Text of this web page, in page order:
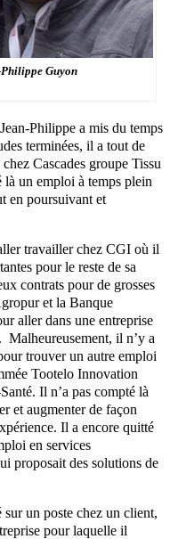
Guyon
Philippe a mis du temps
terminées, il a tout de
Cascades groupe Tissu
un emploi à temps plein
en poursuivant et
travailler chez CGI où il
pour le reste de sa
contrats pour de grosses
et la Banque
aller dans une entreprise
il n’y a
trouver un autre emploi
Tootelo Innovation
Il n’a pas compté là
et augmenter de façon
Il a encore quitté
en services
proposait des solutions de
un poste chez un client,
pour laquelle il